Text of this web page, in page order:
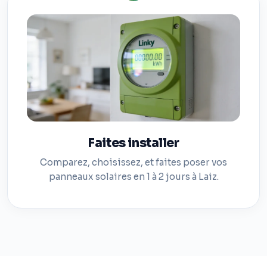
Faites installer
Comparez, choisissez, et faites poser vos
panneaux solaires en 1 à 2 jours à Laiz.